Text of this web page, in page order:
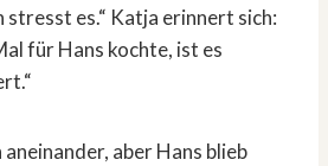
stresst es.“ Katja erinnert sich:
für Hans kochte, ist es
aber Hans blieb